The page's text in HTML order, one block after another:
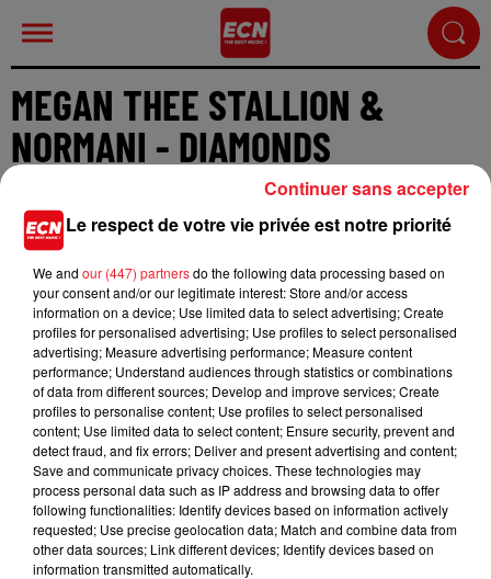
MEGAN THEE STALLION &
NORMANI - DIAMONDS
Cet élément est masqué compte-tenu du refus du
dépôt de cookies que vous avez exprimé. Si vous
souhaitez l'afficher, merci de nous donner votre
accord en cliquant sur le bouton ci-dessous.
Afficher l'élément
Les deux chanteuses se retrouvent pour Diamonds qui
fait partie de la BO deBirds of Preyqui sort dans les
salles le 5 février !
Le respect de votre vie privée est notre priorité
We and our (447) partnersdo the following data processing based on
your consent and/or our legitimate interest: Store and/or access
information on a device; Use limited data to select advertising; Create
profiles for personalised advertising; Use profiles to select personalised
advertising; Measure advertising performance; Measure content
performance; Understand audiences through statistics or combinations
of data from different sources; Develop and improve services; Create
profiles to personalise content; Use profiles to select personalised
content; Use limited data to select content; Ensure security, prevent and
detect fraud, and fix errors; Deliver and present advertising and content;
Save and communicate privacy choices. These technologies may
process personal data such as IP address and browsing data to offer
following functionalities: Identify devices based on information actively
requested; Use precise geolocation data; Match and combine data from
other data sources; Link different devices; Identify devices based on
information transmitted automatically.
Continuer sans accepter